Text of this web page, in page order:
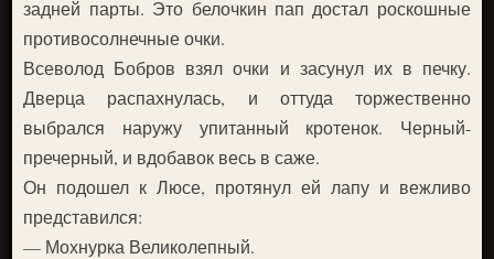
задней парты. Это белочкин пап достал роскошные
противосолнечные очки.
Всеволод Бобров взял очки и засунул их в печку.
Дверца распахнулась, и оттуда торжественно
выбрался наружу упитанный кротенок. Черный-
пречерный, и вдобавок весь в саже.
Он подошел к Люсе, протянул ей лапу и вежливо
представился:
— Мохнурка Великолепный.